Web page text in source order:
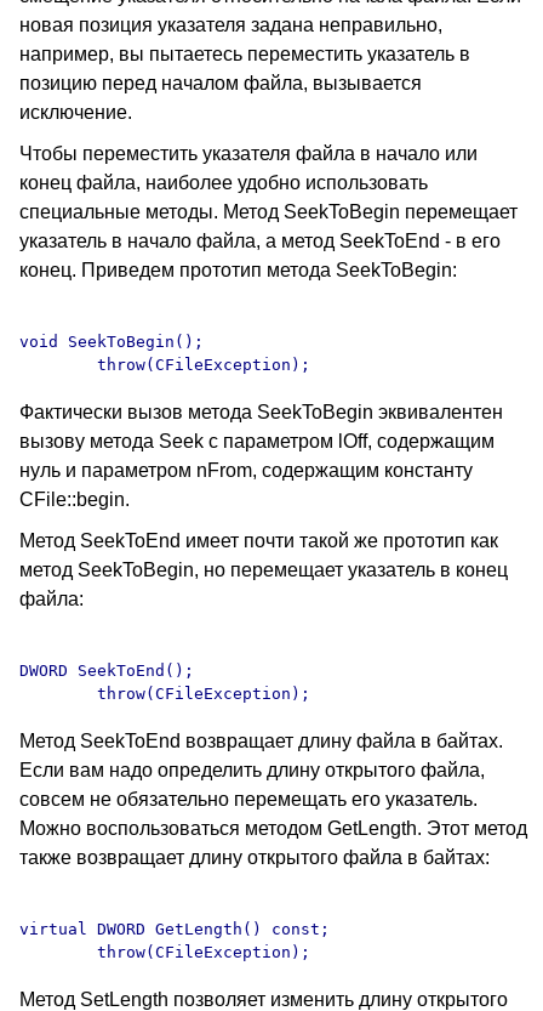
новая позиция указателя задана неправильно,
например, вы пытаетесь переместить указатель в
позицию перед началом файла, вызывается
исключение.
Чтобы переместить указателя файла в начало или
конец файла, наиболее удобно использовать
специальные методы. Метод SeekToBegin перемещает
указатель в начало файла, а метод SeekToEnd - в его
конец. Приведем прототип метода SeekToBegin:
void SeekToBegin();
Фактически вызов метода SeekToBegin эквивалентен
вызову метода Seek с параметром lOff, содержащим
нуль и параметром nFrom, содержащим константу
CFile::begin.
Метод SeekToEnd имеет почти такой же прототип как
метод SeekToBegin, но перемещает указатель в конец
файла:
DWORD SeekToEnd();
Метод SeekToEnd возвращает длину файла в байтах.
Если вам надо определить длину открытого файла,
совсем не обязательно перемещать его указатель.
Можно воспользоваться методом GetLength. Этот метод
также возвращает длину открытого файла в байтах:
virtual DWORD GetLength() const;
Метод SetLength позволяет изменить длину открытого